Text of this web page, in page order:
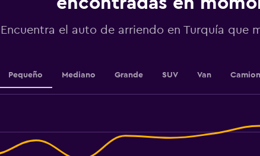
values.
0
Encuentra el auto de arriendo en Turquía que
Pequeño Mediano Grande SUV Van